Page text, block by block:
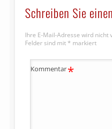
Schreiben Sie
Ihre E-Mail-Adresse wird nicht
Felder sind mit * markiert
Kommentar*